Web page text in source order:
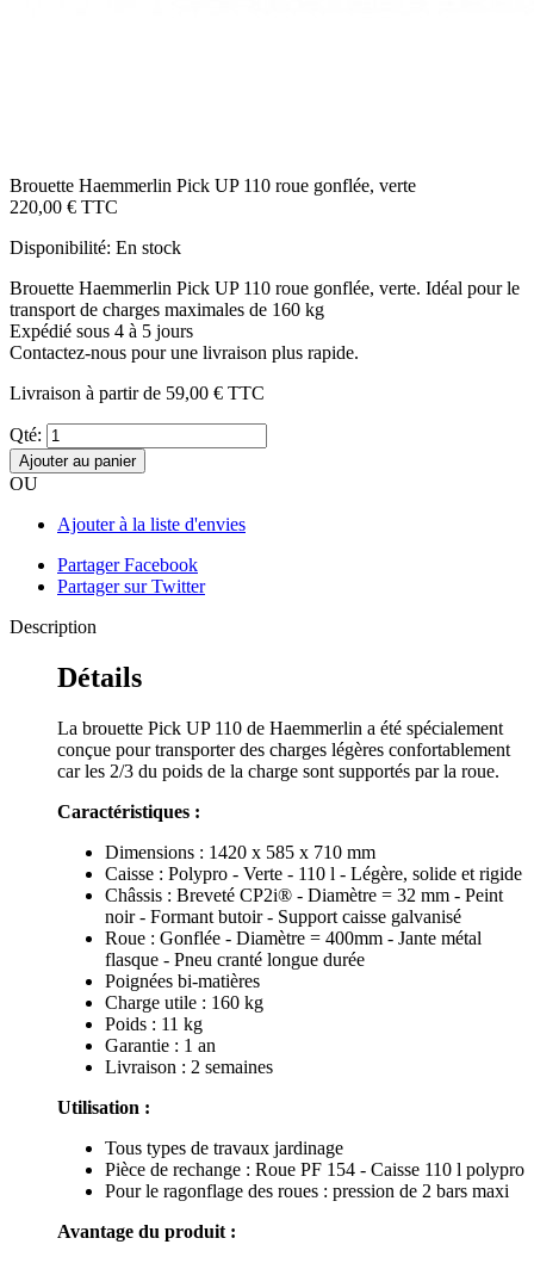
Brouette Haemmerlin Pick UP 110 roue gonflée, verte
220,00 € TTC
Disponibilité: En stock
Brouette Haemmerlin Pick UP 110 roue gonflée, verte. Idéal pour le
transport de charges maximales de 160 kg
Expédié sous 4 à 5 jours
Contactez-nous pour une livraison plus rapide.
Livraison à partir de 59,00 € TTC
Qté:
Ajouter au panier
OU
Ajouter à la liste d'envies
Partager Facebook
Partager sur Twitter
Description
Détails
La brouette Pick UP 110 de Haemmerlin a été spécialement
conçue pour transporter des charges légères confortablement
car les 2/3 du poids de la charge sont supportés par la roue.
Caractéristiques :
Dimensions : 1420 x 585 x 710 mm
Caisse : Polypro - Verte - 110 l - Légère, solide et rigide
Châssis : Breveté CP2i® - Diamètre = 32 mm - Peint
noir - Formant butoir - Support caisse galvanisé
Roue : Gonflée - Diamètre = 400mm - Jante métal
flasque - Pneu cranté longue durée
Poignées bi-matières
Charge utile : 160 kg
Poids : 11 kg
Garantie : 1 an
Livraison : 2 semaines
Utilisation :
Tous types de travaux jardinage
Pièce de rechange : Roue PF 154 - Caisse 110 l polypro
Pour le ragonflage des roues : pression de 2 bars maxi
Avantage du produit :